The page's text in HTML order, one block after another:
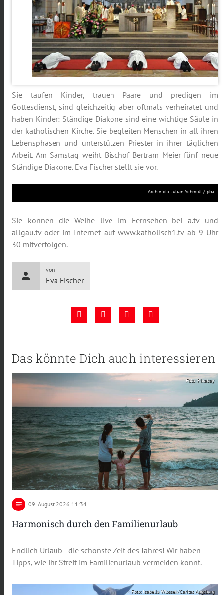
Sie taufen Kinder, trauen Paare und predigen im
Gottesdienst, sind gleichzeitig aber oftmals verheiratet und
haben Kinder: Ständige Diakone sind eine wichtige Säule in
der katholischen Kirche. Sie begleiten Menschen in all ihren
Lebensphasen und unterstützen Priester in ihrer täglichen
Arbeit. Am Samstag weiht Bischof Bertram Meier fünf neue
Ständige Diakone. Eva Fischer stellt sie vor.
Archivfoto: Julian Schmidt / pba
Sie können die Weihe live im Fernsehen bei a.tv und
allgäu.tv oder im Internet auf www.katholisch1.tvab 9 Uhr
30 mitverfolgen.
person
von
Eva Fischer
Das könnte Dich auch interessieren
Foto: Pixabay
notes 09. August 2026 11:34
Harmonisch durch den Familienurlaub
Endlich Urlaub - die schönste Zeit des Jahres! Wir haben
Tipps, wie ihr Streit im Familienurlaub vermeiden könnt.
Foto: Isabella Wlossek/Caritas Augsburg